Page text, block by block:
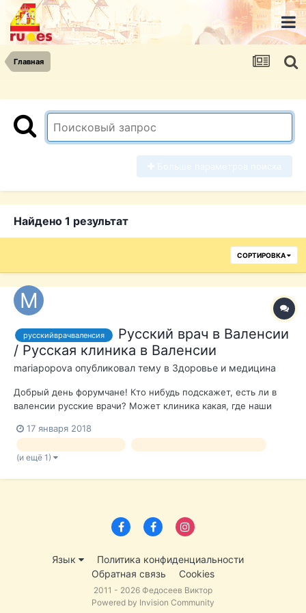
Главная
Найдено 1 результат
СОРТИРОВКА
русскийврачваленсия
Русский врач в Валенсии
/ Русская клиника в Валенсии
mariapopova опубликовал тему в Здоровье и медицина
Добрый день форумчане! Кто нибудь подскажет, есть ли в
валенсии русские врачи? Может клиника какая, где наши
можно поговорить???? А то у меня испанский не очень:((((
Спасибо!
17 января 2018
(и ещё 1)
Язык
Политика конфиденциальности
Обратная связь
Cookies
2011 - 2026 Федосеев Виктор
Powered by Invision Community